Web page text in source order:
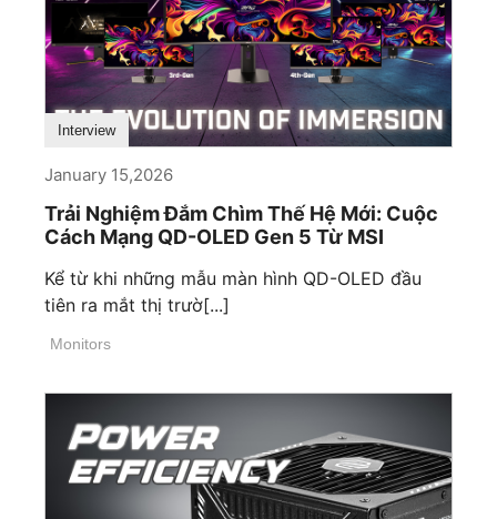
Interview
January 15,2026
Trải Nghiệm Đắm Chìm Thế Hệ Mới: Cuộc
Cách Mạng QD-OLED Gen 5 Từ MSI
Kể từ khi những mẫu màn hình QD-OLED đầu
tiên ra mắt thị trườ[...]
Monitors